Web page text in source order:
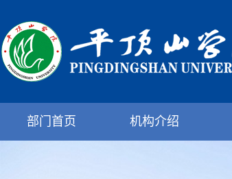
部门首页 机构介绍